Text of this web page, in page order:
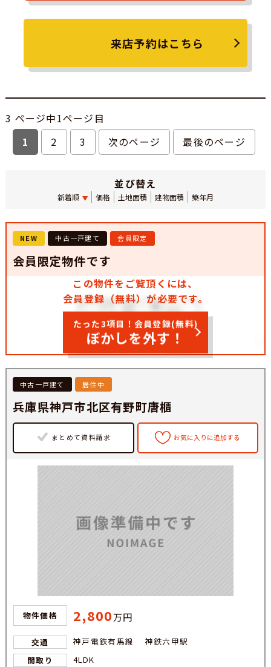
来店予約はこちら
3 ページ中1ページ目
1
2 3 次のページ 最後のページ
並び替え
新着順 価格 土地面積 建物面積 築年月
NEW 中古一戸建て 会員限定
会員限定物件です
この物件をご覧頂くには、
会員登録（無料）が必要です。
たった3項目！会員登録(無料)
ぼかしを外す！
中古一戸建て 居住中
兵庫県神戸市北区有野町唐櫃
まとめて資料請求 お気に入りに追加する
物件価格 2,800万円
交通
神戸電鉄有馬線 神鉄六甲駅
間取り
4LDK